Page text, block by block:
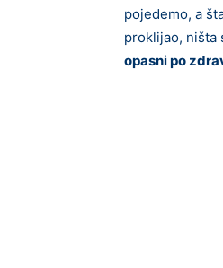
pojedemo, a
proklijao, ništa
opasni po